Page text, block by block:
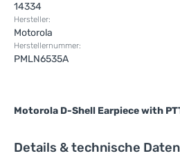
14334
Hersteller:
Motorola
Herstellernummer:
PMLN6535A
Motorola D-Shell Earpiece with
Details & technische Daten